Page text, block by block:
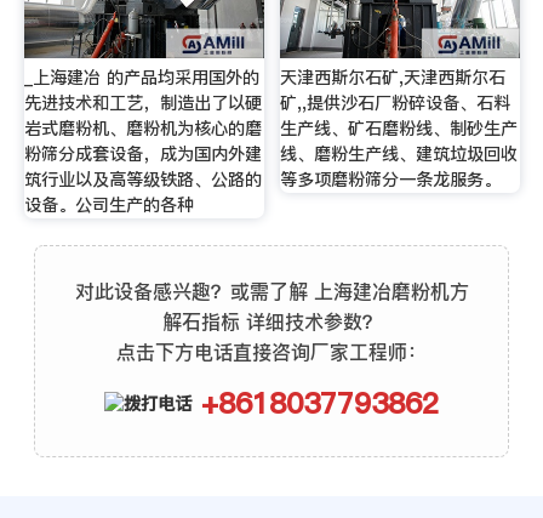
_上海建冶 的产品均采用国外的
先进技术和工艺，制造出了以硬
岩式磨粉机、磨粉机为核心的磨
粉筛分成套设备，成为国内外建
筑行业以及高等级铁路、公路的
设备。公司生产的各种
天津西斯尔石矿,天津西斯尔石
矿,,提供沙石厂粉碎设备、石料
生产线、矿石磨粉线、制砂生产
线、磨粉生产线、建筑垃圾回收
等多项磨粉筛分一条龙服务。
对此设备感兴趣？或需了解 上海建冶磨粉机方
解石指标 详细技术参数？
点击下方电话直接咨询厂家工程师：
+8618037793862